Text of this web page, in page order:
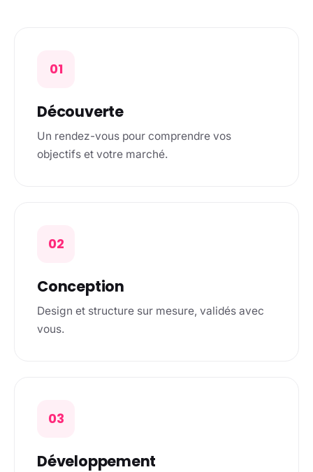
01
Découverte
Un rendez-vous pour comprendre vos
objectifs et votre marché.
02
Conception
Design et structure sur mesure, validés avec
vous.
03
Développement